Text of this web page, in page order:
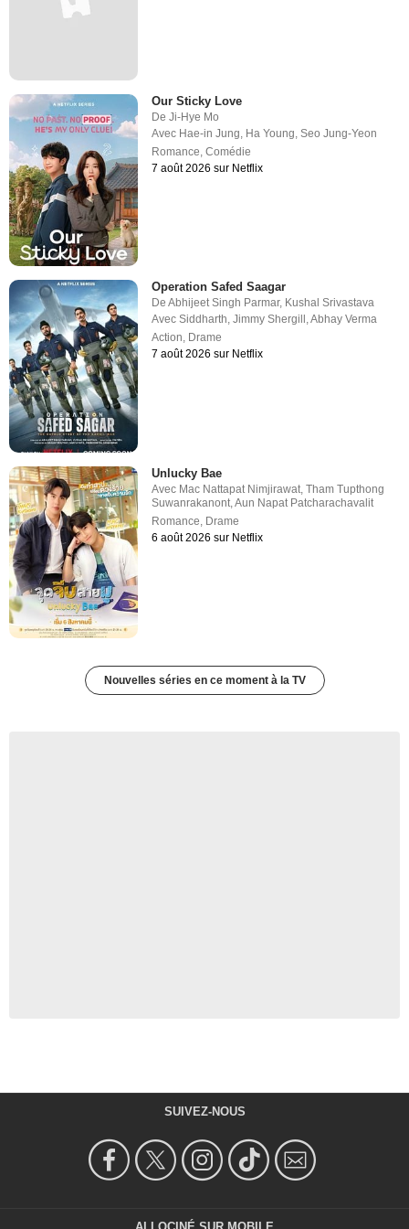
Our Sticky Love
DeJi-Hye Mo
Avec Hae-in Jung, Ha Young,Seo Jung-Yeon
Romance,Comédie
7 août 2026 sur Netflix
Operation Safed Saagar
DeAbhijeet Singh Parmar, Kushal Srivastava
AvecSiddharth,Jimmy Shergill ,Abhay Verma
Action, Drame
7 août 2026 sur Netflix
Unlucky Bae
Avec Mac Nattapat Nimjirawat ,Tham Tupthong
Suwanrakanont ,Aun Napat Patcharachavalit
Romance Drame
6 août 2026 sur Netflix
Nouvelles séries en ce moment à la TV
SUIVEZ-NOUS